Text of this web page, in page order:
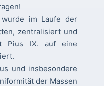
im Laufe der
zentralisiert und
Pius IX. auf eine
und insbesondere
der Massen